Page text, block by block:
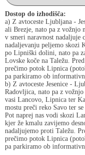
Dostop do izhodišča:
a) Z avtoceste Ljubljana -
ali Brezje, nato pa z vožnjo
v smeri naravnost nadaljuje
nadaljevanju peljemo skozi
po Lipniški dolini, nato pa
Lovske koče na Taležu.
prečimo potok Lipnica
pa parkiramo ob
b) Z avtoceste Jesenice -
Radovljica, nato pa z
vasi Lancovo, Lipnica ter
mostu preči reko Savo ter
Pot naprej nas vodi skozi
kjer že kmalu zavijemo
nadaljujemo proti Taležu.
prečimo potok Lipnica
pa parkiramo ob